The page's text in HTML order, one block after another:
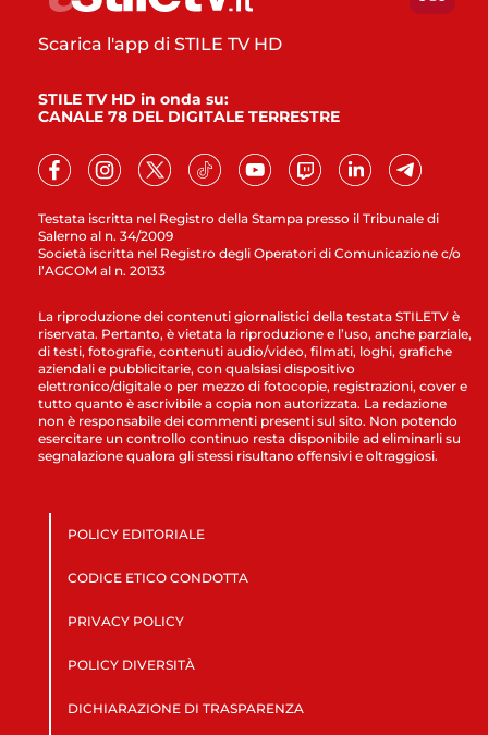
Testata iscritta nel Registro della Stampa presso il Tribunale di
Salerno al n. 34/2009
Società iscritta nel Registro degli Operatori di Comunicazione c/o
l’AGCOM al n. 20133
Scarica l'app di STILE TV HD
STILE TV HD in onda su:
CANALE 78 DEL DIGITALE TERRESTRE
La riproduzione dei contenuti giornalistici della testata STILETV è
riservata. Pertanto, è vietata la riproduzione e l’uso, anche parziale,
di testi, fotografie, contenuti audio/video, filmati, loghi, grafiche
aziendali e pubblicitarie, con qualsiasi dispositivo
elettronico/digitale o per mezzo di fotocopie, registrazioni, cover e
tutto quanto è ascrivibile a copia non autorizzata. La redazione
non è responsabile dei commenti presenti sul sito. Non potendo
esercitare un controllo continuo resta disponibile ad eliminarli su
segnalazione qualora gli stessi risultano offensivi e oltraggiosi.
POLICY EDITORIALE
CODICE ETICO CONDOTTA
PRIVACY POLICY
POLICY DIVERSITÀ
DICHIARAZIONE DI TRASPARENZA